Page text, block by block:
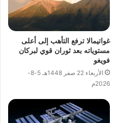
غواتيمالا ترفع التأهب إلى أعلى
مستوياته بعد ثوران قوي لبركان
فويغو
الأربعاء 22 صفر 1448هـ 5-8-
2026م